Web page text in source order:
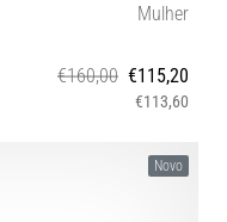
Mulher
€160,00 €115,20
€113,60
Novo